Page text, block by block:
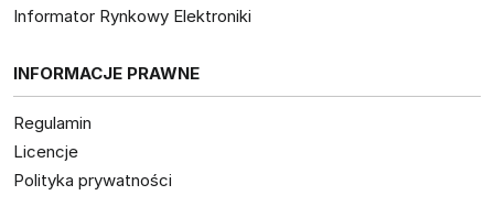
Informator Rynkowy Elektroniki
INFORMACJE PRAWNE
Regulamin
Licencje
Polityka prywatności